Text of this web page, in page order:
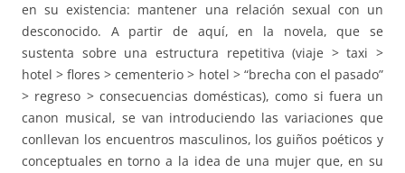
en su existencia: mantener una relación sexual con un
desconocido. A partir de aquí, en la novela, que se
sustenta sobre una estructura repetitiva (viaje > taxi >
hotel > flores > cementerio > hotel > “brecha con el pasado”
> regreso > consecuencias domésticas), como si fuera un
canon musical, se van introduciendo las variaciones que
conllevan los encuentros masculinos, los guiños poéticos y
conceptuales en torno a la idea de una mujer que, en su